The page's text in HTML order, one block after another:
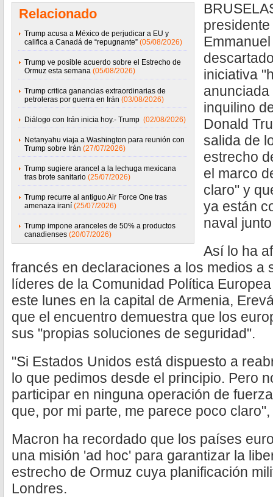
Relacionado
Trump acusa a México de perjudicar a EU y
califica a Canadá de “repugnante” (05/08/2026)
Trump ve posible acuerdo sobre el Estrecho de
Ormuz esta semana (05/08/2026)
Trump critica ganancias extraordinarias de
petroleras por guerra en Irán (03/08/2026)
Diálogo con Irán inicia hoy.- Trump (02/08/2026)
Netanyahu viaja a Washington para reunión con
Trump sobre Irán (27/07/2026)
Trump sugiere arancel a la lechuga mexicana
tras brote sanitario (25/07/2026)
Trump recurre al antiguo Air Force One tras
amenaza iraní (25/07/2026)
Trump impone aranceles de 50% a productos
canadienses (20/07/2026)
iniciativa
inquilino
Donald
salida de
estrecho
el marco
claro" y
ya están
naval
Así lo ha
francés en declaraciones a los medios a
líderes de la Comunidad Política
este lunes en la capital de Armenia,
que el encuentro demuestra que los
sus "propias soluciones de seguridad".
"Si Estados Unidos está dispuesto a
lo que pedimos desde el principio. Pero
participar en ninguna operación de
que, por mi parte, me parece poco
Macron ha recordado que los países
una misión 'ad hoc' para garantizar la
estrecho de Ormuz cuya planificación
Londres.